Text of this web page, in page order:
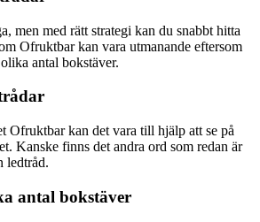
men med rätt strategi kan du snabbt hitta
Ofruktbar kan vara utmanande eftersom
antal bokstäver.
Ofruktbar kan det vara till hjälp att se på
Kanske finns det andra ord som redan är
ledtråd.
antal bokstäver